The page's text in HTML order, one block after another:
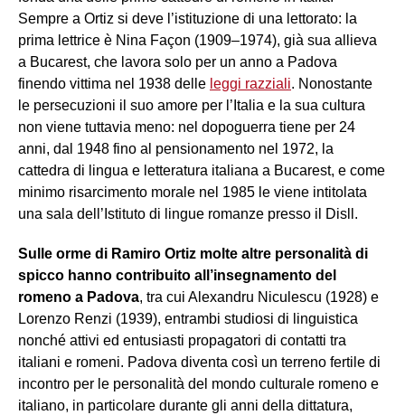
Sempre a Ortiz si deve l’istituzione di una lettorato: la
prima lettrice è Nina Façon (1909–1974), già sua allieva
a Bucarest, che lavora solo per un anno a Padova
finendo vittima nel 1938 delle leggi razziali. Nonostante
le persecuzioni il suo amore per l’Italia e la sua cultura
non viene tuttavia meno: nel dopoguerra tiene per 24
anni, dal 1948 fino al pensionamento nel 1972, la
cattedra di lingua e letteratura italiana a Bucarest, e come
minimo risarcimento morale nel 1985 le viene intitolata
una sala dell’Istituto di lingue romanze presso il Disll.
Sulle orme di Ramiro Ortiz molte altre personalità di
spicco hanno contribuito all’insegnamento del
romeno a Padova, tra cui Alexandru Niculescu (1928) e
Lorenzo Renzi (1939), entrambi studiosi di linguistica
nonché attivi ed entusiasti propagatori di contatti tra
italiani e romeni. Padova diventa così un terreno fertile di
incontro per le personalità del mondo culturale romeno e
italiano, in particolare durante gli anni della dittatura,